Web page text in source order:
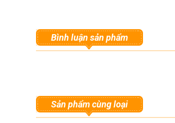
Bình luận sản phẩm
Sản phẩm cùng loại